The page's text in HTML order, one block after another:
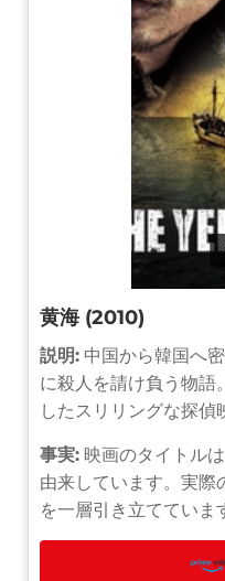
黄海 (2010)
説明: 中国から韓国へ
に殺人を請け負う物語
したスリリングな探偵
事実: 映画のタイトル
由来しています。実際
を一層引き立てていま